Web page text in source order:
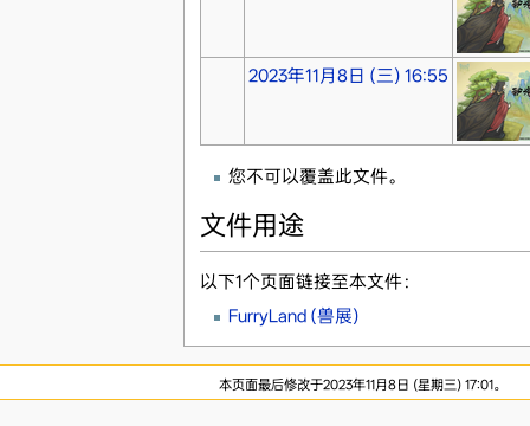
2023年11月8日 (三) 16:55
您不可以覆盖此文件。
文件用途
以下1个页面链接至本文件：
FurryLand (兽展)
本页面最后修改于2023年11月8日 (星期三) 17:01。